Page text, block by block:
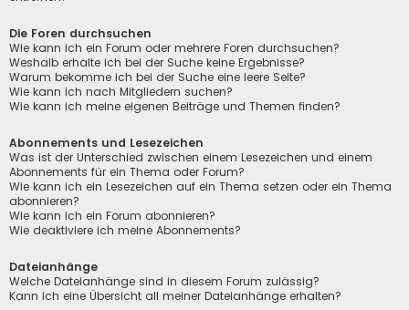
Die Foren durchsuchen
Wie kann ich ein Forum oder mehrere Foren durchsuchen?
Weshalb erhalte ich bei der Suche keine Ergebnisse?
Warum bekomme ich bei der Suche eine leere Seite?
Wie kann ich nach Mitgliedern suchen?
Wie kann ich meine eigenen Beiträge und Themen finden?
Abonnements und Lesezeichen
Was ist der Unterschied zwischen einem Lesezeichen und einem
Abonnements für ein Thema oder Forum?
Wie kann ich ein Lesezeichen auf ein Thema setzen oder ein Thema
abonnieren?
Wie kann ich ein Forum abonnieren?
Wie deaktiviere ich meine Abonnements?
Dateianhänge
Welche Dateianhänge sind in diesem Forum zulässig?
Kann ich eine Übersicht all meiner Dateianhänge erhalten?